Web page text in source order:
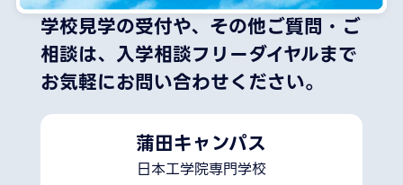
学校見学の受付や、その他ご質問・ご
相談は、 入学相談フリーダイヤルまで
お気軽にお問い合わせください。
蒲田キャンパス
日本工学院専門学校